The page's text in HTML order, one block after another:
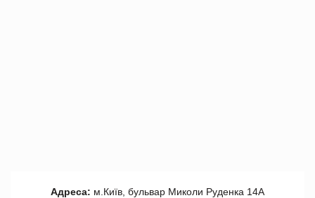
Адреса: м.Київ, бульвар Миколи Руденка 14А